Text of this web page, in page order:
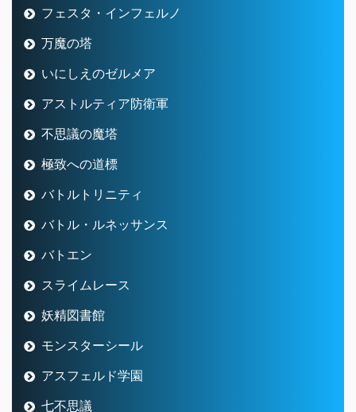
フェスタ・インフェルノ
万魔の塔
いにしえのゼルメア
アストルティア防衛軍
不思議の魔塔
極致への道標
バトルトリニティ
バトル・ルネッサンス
バトエン
スライムレース
妖精図書館
モンスターシール
アスフェルド学園
七不思議